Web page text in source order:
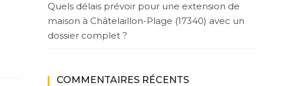
Quels délais prévoir pour une extension de
maison à Châtelaillon-Plage (17340) avec un
dossier complet ?
COMMENTAIRES RÉCENTS